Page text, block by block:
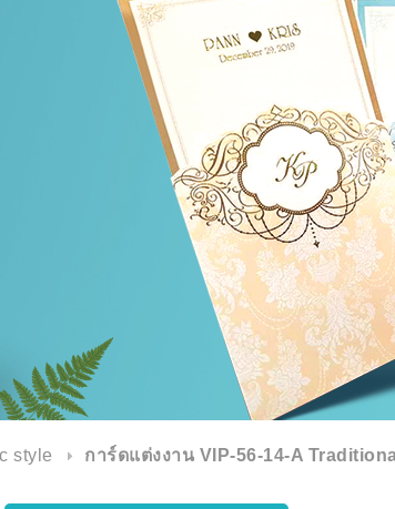
style การ์ดแต่งงาน VIP-56-14-A